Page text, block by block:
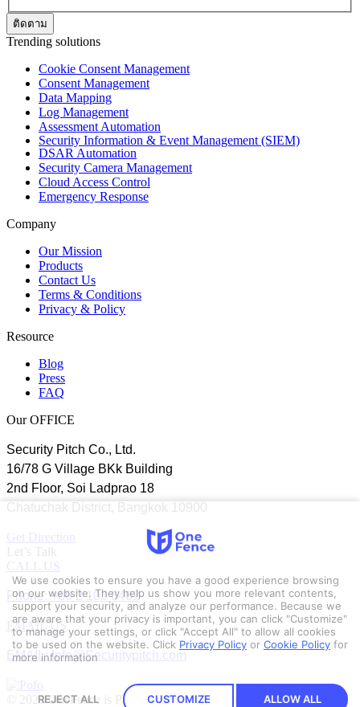
Trending solutions
Cookie Consent Management
Consent Management
Data Mapping
Log Management
Assessment Automation
Security Information & Event Management (SIEM)
DSAR Automation
Security Camera Management
Cloud Access Control
Emergency Response
Company
Our Mission
Products
Contact Us
Terms & Conditions
Privacy & Policy
Resource
Blog
Press
FAQ
Our OFFICE
Security Pitch Co., Ltd.
16/78 G Village BKk Building
2nd Floor, Soi Ladprao 18
Chatuchak District, Bangkok 10900
Get Direction
Let’s Talk
CALL US
Phone: +66 2 103 6462
EMAIL US
EMAIL: Info@Securitypitch.com
© 2023 OneFence is Powered by Security Pitch.
We use cookies to ensure you have a good experience browsing
on our website. They help us show you more relevant contents,
support your security, and analyze our performance. Because we
are aware that your privacy is important, you can click "Customize"
to manage your settings, or click "Accept All" to allow all cookies
to be used on the website. Click Privacy Policy or Cookie Policy for
more information
REJECT ALL CUSTOMIZE ALLOW ALL